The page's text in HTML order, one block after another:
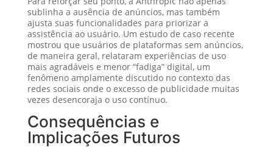
sublinha a ausência de anúncios, mas também
ajusta suas funcionalidades para priorizar a
assistência ao usuário. Um estudo de caso recente
mostrou que usuários de plataformas sem anúncios,
de maneira geral, relataram experiências de uso
mais agradáveis e menor “fadiga” digital, um
fenômeno amplamente discutido no contexto das
redes sociais onde o excesso de publicidade muitas
vezes desencoraja o uso contínuo.
Consequências e
Implicações Futuros